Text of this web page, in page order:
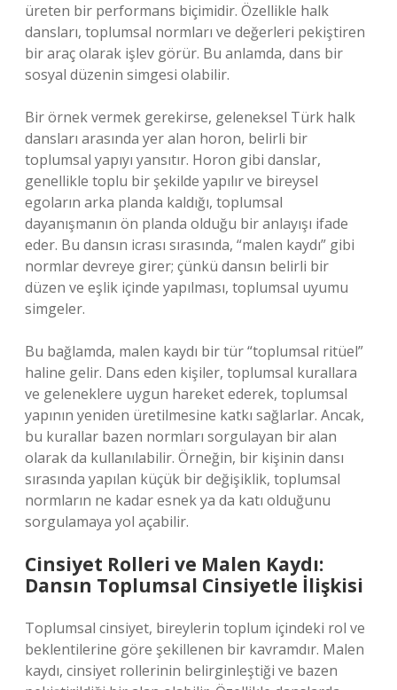
üreten bir performans biçimidir. Özellikle halk
dansları, toplumsal normları ve değerleri pekiştiren
bir araç olarak işlev görür. Bu anlamda, dans bir
sosyal düzenin simgesi olabilir.
Bir örnek vermek gerekirse, geleneksel Türk halk
dansları arasında yer alan horon, belirli bir
toplumsal yapıyı yansıtır. Horon gibi danslar,
genellikle toplu bir şekilde yapılır ve bireysel
egoların arka planda kaldığı, toplumsal
dayanışmanın ön planda olduğu bir anlayışı ifade
eder. Bu dansın icrası sırasında, “malen kaydı” gibi
normlar devreye girer; çünkü dansın belirli bir
düzen ve eşlik içinde yapılması, toplumsal uyumu
simgeler.
Bu bağlamda, malen kaydı bir tür “toplumsal ritüel”
haline gelir. Dans eden kişiler, toplumsal kurallara
ve geleneklere uygun hareket ederek, toplumsal
yapının yeniden üretilmesine katkı sağlarlar. Ancak,
bu kurallar bazen normları sorgulayan bir alan
olarak da kullanılabilir. Örneğin, bir kişinin dansı
sırasında yapılan küçük bir değişiklik, toplumsal
normların ne kadar esnek ya da katı olduğunu
sorgulamaya yol açabilir.
Cinsiyet Rolleri ve Malen Kaydı:
Dansın Toplumsal Cinsiyetle İlişkisi
Toplumsal cinsiyet, bireylerin toplum içindeki rol ve
beklentilerine göre şekillenen bir kavramdır. Malen
kaydı, cinsiyet rollerinin belirginleştiği ve bazen